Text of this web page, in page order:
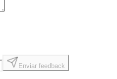
Enviar feedback